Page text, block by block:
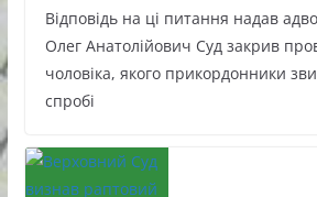
Відповідь на ці питання надав
Олег Анатолійович Суд закрив
чоловіка, якого прикордонники
спробі